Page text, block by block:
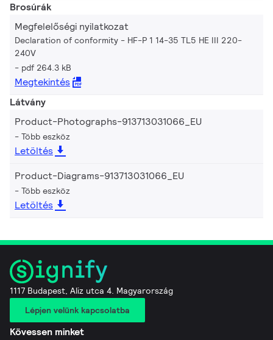
Brosúrák
Megfelelőségi nyilatkozat
Declaration of conformity - HF-P 1 14-35 TL5 HE III 220-
240V
pdf 264.3 kB
Megtekintés
Látvány
Product-Photographs-913713031066_EU
Több eszköz
Letöltés
Product-Diagrams-913713031066_EU
Több eszköz
Letöltés
1117 Budapest, Aliz utca 4. Magyarország
Lépjen velünk kapcsolatba
Kövessen minket